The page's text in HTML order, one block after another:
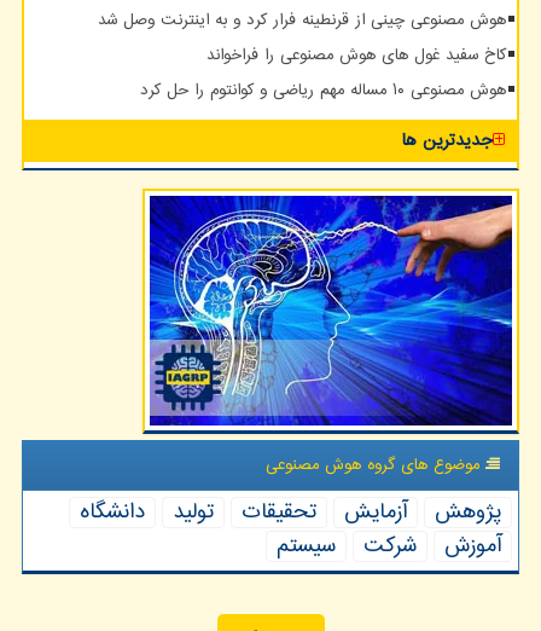
هوش مصنوعی چینی از قرنطینه فرار کرد و به اینترنت وصل شد
کاخ سفید غول های هوش مصنوعی را فراخواند
هوش مصنوعی ۱۰ مساله مهم ریاضی و کوانتوم را حل کرد
جدیدترین ها
موضوع های گروه هوش مصنوعی
پژوهش آزمایش تحقیقات تولید
دانشگاه
آموزش
شركت سیستم